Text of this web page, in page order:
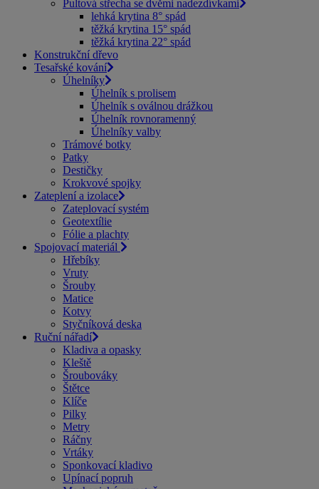
Pultová střecha se dvěmi nadezdívkami
lehká krytina 8° spád
těžká krytina 15° spád
těžká krytina 22° spád
Konstrukční dřevo
Tesařské kování
Úhelníky
Úhelník s prolisem
Úhelník s oválnou drážkou
Úhelník rovnoramenný
Úhelníky valby
Trámové botky
Patky
Destičky
Krokvové spojky
Zateplení a izolace
Zateplovací systém
Geotextílie
Fólie a plachty
Spojovací materiál
Hřebíky
Vruty
Šrouby
Matice
Kotvy
Styčníková deska
Ruční nářadí
Kladiva a opasky
Kleště
Šroubováky
Štětce
Klíče
Pilky
Metry
Ráčny
Vrtáky
Sponkovací kladivo
Upínací popruh